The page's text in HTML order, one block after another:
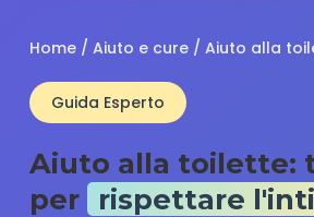
Home / Aiuto e cure / Aiuto alla
Guida Esperto
Aiuto alla toilette:
per
rispettare